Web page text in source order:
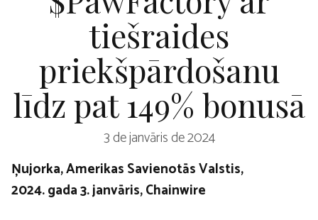
tiešraides
priekšpārdošanu
līdz pat 149% bonusā
3 de janvāris de 2024
Ņujorka, Amerikas Savienotās Valstis,
2024. gada 3. janvāris, Chainwire